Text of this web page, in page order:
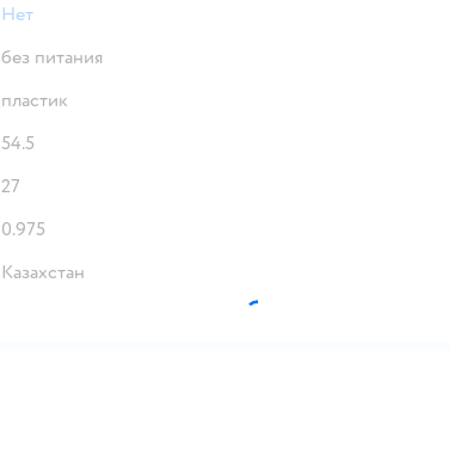
Нет
без питания
пластик
54.5
27
0.975
Казахстан